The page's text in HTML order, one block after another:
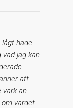
hade
vad jag kan
att
värk än
värdet